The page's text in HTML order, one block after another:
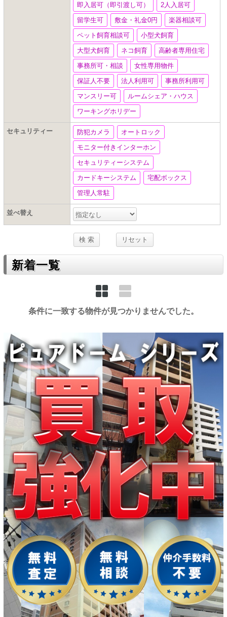
即入居可（即引渡し可）
2人入居可
留学生可
敷金・礼金0円
楽器相談可
ペット飼育相談可
小型犬飼育
大型犬飼育
ネコ飼育
高齢者専用住宅
事務所可・相談
女性専用物件
保証人不要
法人利用可
事務所利用可
マンスリー可
ルームシェア・ハウス
ワーキングホリデー
セキュリティー 防犯カメラ
オートロック
モニター付きインターホン
セキュリティーシステム
カードキーシステム
宅配ボックス
管理人常駐
並べ替え
新着一覧
条件に一致する物件が見つかりませんでした。